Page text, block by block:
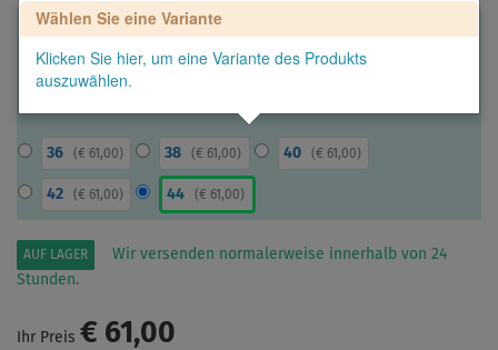
Wählen Sie eine Variante
Klicken Sie hier, um eine Variante des Produkts
auszuwählen.
36 ( € 61,00) 38 (€ 61,00) 40 ( € 61,00)
42 ( € 61,00) 44 (€ 61,00)
AUF LAGER
Wir versenden normalerweise innerhalb von 24
Stunden.
Ihr Preis € 61,00